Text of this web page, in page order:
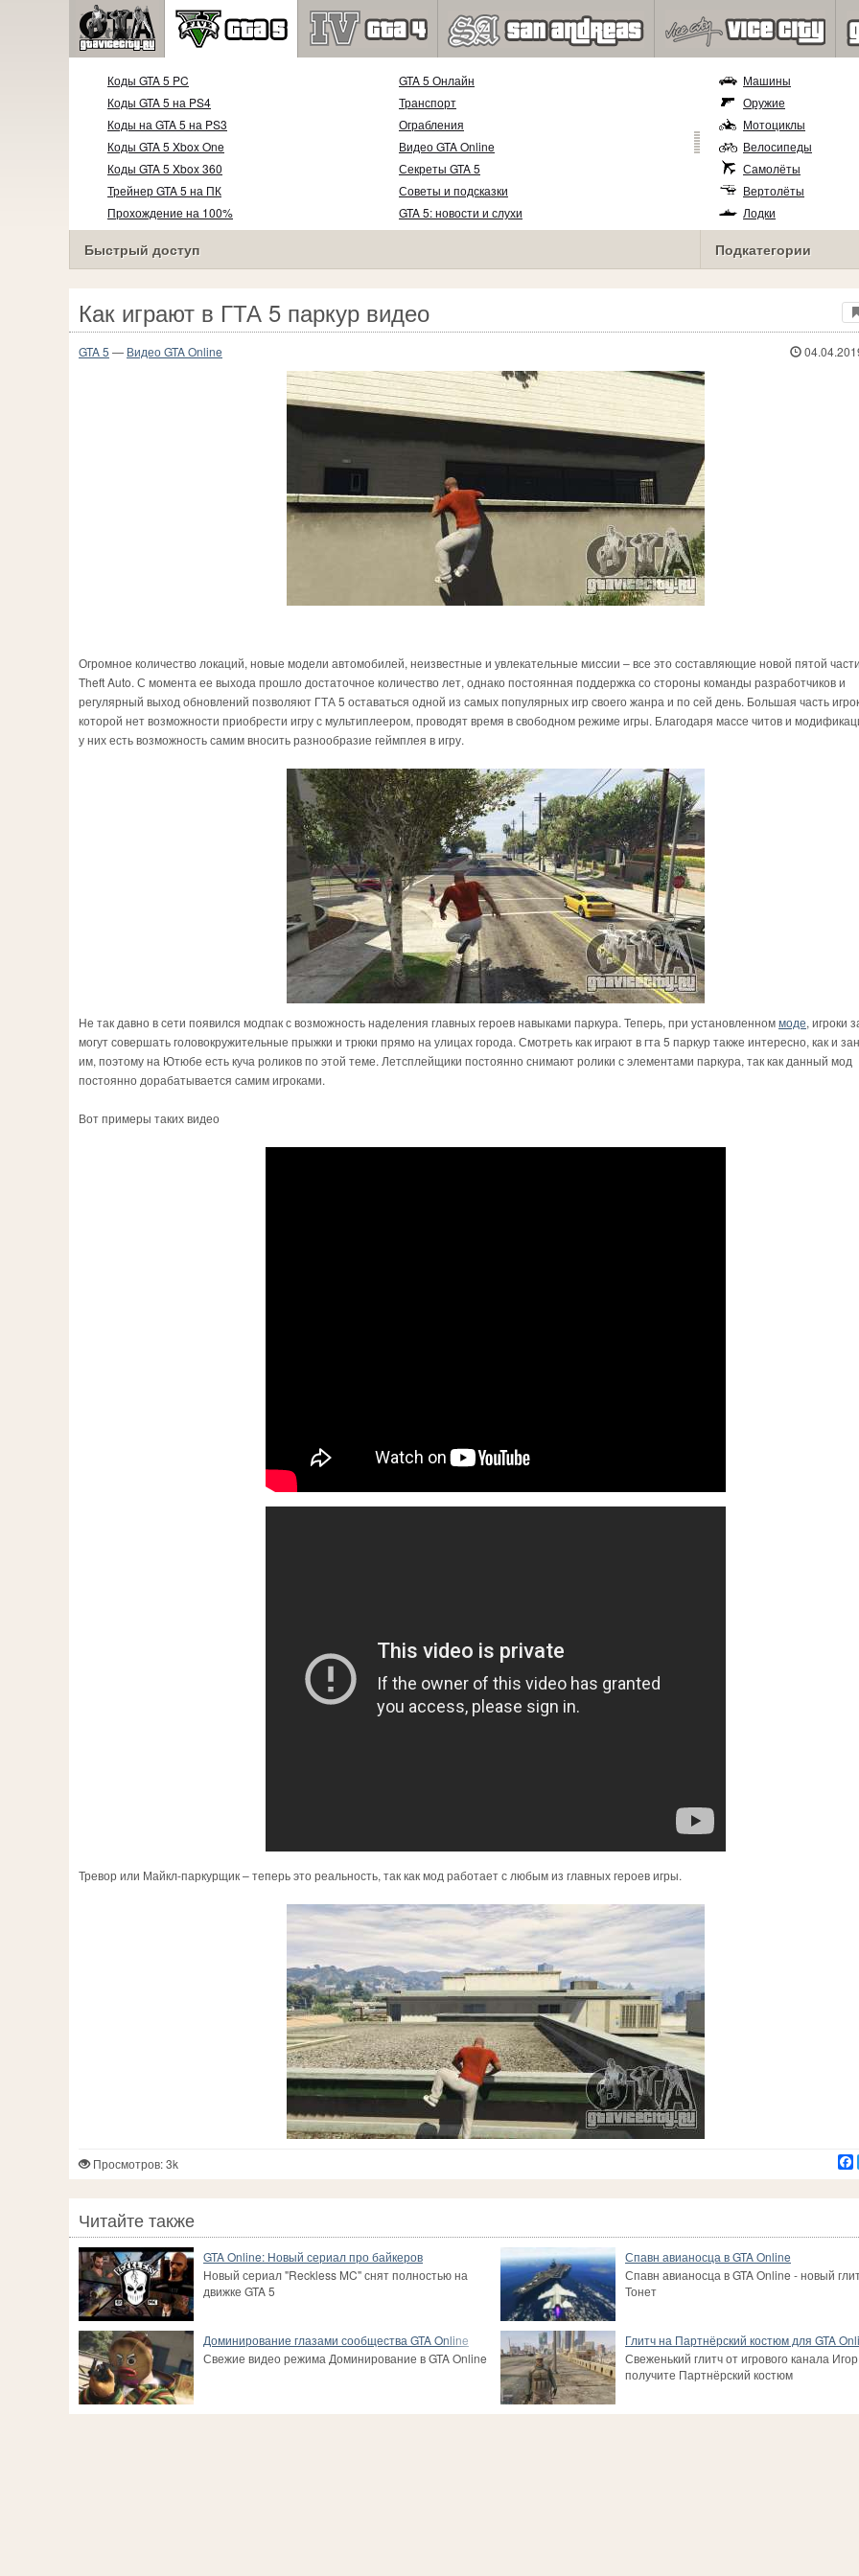
Коды GTA 5 PC
Коды GTA 5 на PS4
Коды на GTA 5 на PS3
Коды GTA 5 Xbox One
Коды GTA 5 Xbox 360
Трейнер GTA 5 на ПК
Прохождение на 100%
Видео прохождение
GTA 5 Онлайн
Транспорт
Ограбления
Видео GTA Online
Секреты GTA 5
Советы и подсказки
GTA 5: новости и слухи
Быстрый доступ
Машины
Оружие
Мотоциклы
Велосипеды
Самолёты
Вертолёты
Лодки
Прицепы
Подкатегории
Как играют в ГТА 5 паркур видео
GTA 5 — Видео GTA Online
Огромное количество локаций, новые модели автомобилей, неизвестные и увлекательные миссии – все это составляющие новой пятой
Theft Auto. С момента ее выхода прошло достаточное количество лет, однако постоянная поддержка со стороны команды разработчиков и
регулярный выход обновлений позволяют ГТА 5 оставаться одной из самых популярных игр своего жанра и по сей день. Большая часть
которой нет возможности приобрести игру с мультиплеером, проводят время в свободном режиме игры. Благодаря массе читов и
у них есть возможность самим вносить разнообразие геймплея в игру.
Не так давно в сети появился модпак с возможность наделения главных героев навыками паркура. Теперь, при установленноммоде, игроки
могут совершать головокружительные прыжки и трюки прямо на улицах города. Смотреть как играют в гта 5 паркур также интересно, как и
им, поэтому на Ютюбе есть куча роликов по этой теме. Летсплейщики постоянно снимают ролики с элементами паркура, так как данный мод
постоянно дорабатывается самим игроками.
Вот примеры таких видео
Тревор или Майкл-паркурщик – теперь это реальность, так как мод работает с любым из главных героев игры.
Просмотров: 3k
Читайте также
GTA Online: Новый сериал про байкеров
Новый сериал "Reckless MC" снят полностью на
движке GTA 5
Спавн авианосца в GTA Online
Спавн авианосца в GTA Online - новый
Тонет
Доминирование глазами сообщества GTA Online
Свежие видео режима Доминирование в GTA Online
Глитч на Партнёрский костюм для GTA
Свеженький глитч от игрового канала
получите Партнёрский костюм